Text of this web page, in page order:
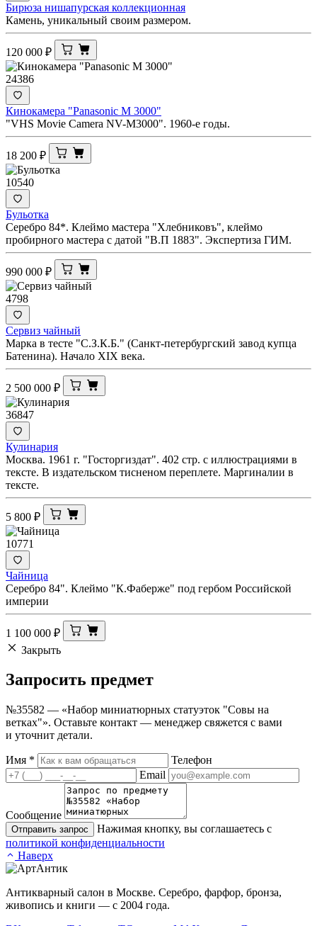
Бирюза нишапурская коллекционная
Камень, уникальный своим размером.
120 000 ₽
24386
Кинокамера "Panasonic M 3000"
"VHS Movie Camera NV-M3000". 1960-е годы.
18 200 ₽
10540
Бульотка
Серебро 84*. Клеймо мастера "Хлебниковъ", клеймо
пробирного мастера с датой "В.П 1883". Экспертиза ГИМ.
990 000 ₽
4798
Сервиз чайный
Марка в тесте "С.З.К.Б." (Санкт-петербургский завод купца
Батенина). Начало XIX века.
2 500 000 ₽
36847
Кулинария
Москва. 1961 г. "Госторгиздат". 402 стр. с иллюстрациями в
тексте. В издательском тисненом переплете. Маргиналии в
тексте.
5 800 ₽
10771
Чайница
Серебро 84". Клеймо "К.Фаберже" под гербом Российской
империи
1 100 000 ₽
Закрыть
Запросить предмет
№35582 — «Набор миниатюрных статуэток "Совы на
ветках"». Оставьте контакт — менеджер свяжется с вами
и уточнит детали.
Имя *
Телефон
Email
Сообщение
Отправить запрос
Нажимая кнопку, вы соглашаетесь с
политикой конфиденциальности
Наверх
Антикварный салон в Москве. Серебро, фарфор, бронза,
живопись и книги — с 2004 года.